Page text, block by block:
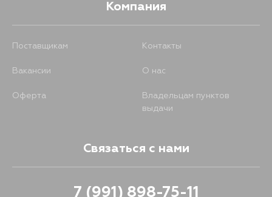
Компания
Поставщикам Контакты
Вакансии О нас
Оферта
Владельцам пунктов
выдачи
Связаться с нами
7 (991) 898-75-11